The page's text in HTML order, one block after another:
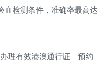
检测条件，准确率最高达
有效港澳通行证，预约